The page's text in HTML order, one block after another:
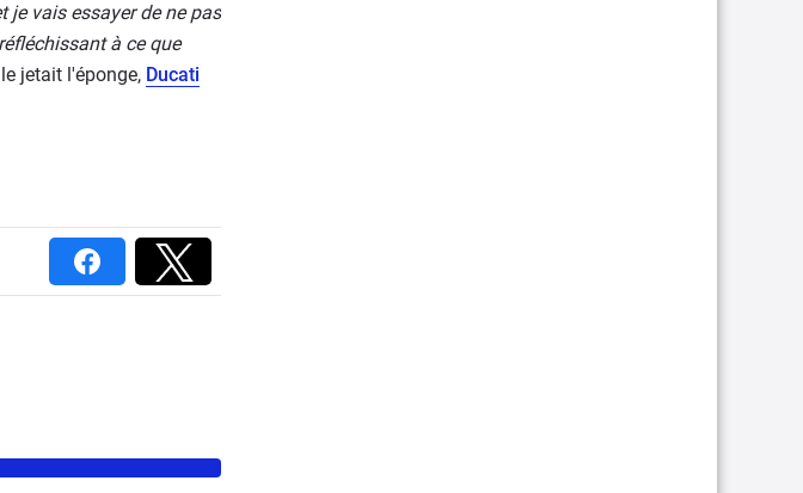
vais essayer de ne pas
à ce que
jetait l'éponge, Ducati